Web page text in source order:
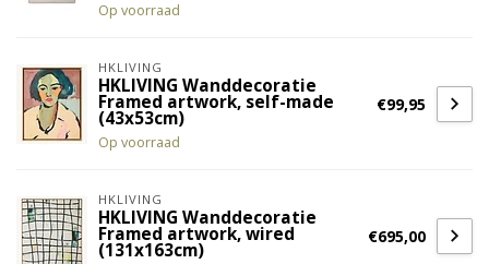
Op voorraad
HKLIVING
HKLIVING Wanddecoratie
Framed artwork, self-made
(43x53cm)
Op voorraad
€99,95
HKLIVING
HKLIVING Wanddecoratie
Framed artwork, wired
(131x163cm)
€695,00